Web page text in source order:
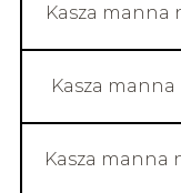
Kasza manna
Kasza
Kasza manna